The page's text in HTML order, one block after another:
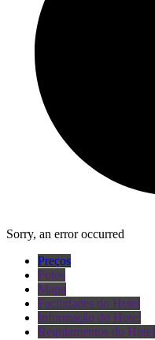
Sorry, an error occurred
Preços
Fotos
Mapa
Facilidades do Hotel
Informação do Hotel
Regulamentos do Hotel